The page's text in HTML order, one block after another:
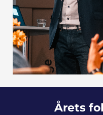
Årets